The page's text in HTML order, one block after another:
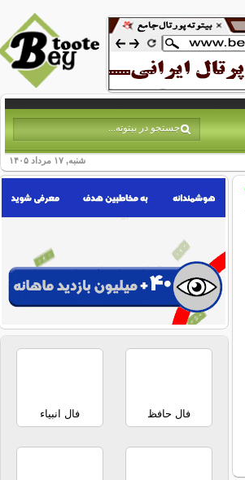
شنبه, ۱۷ مرداد ۱۴۰۵
فال حافظ فال انبیاء